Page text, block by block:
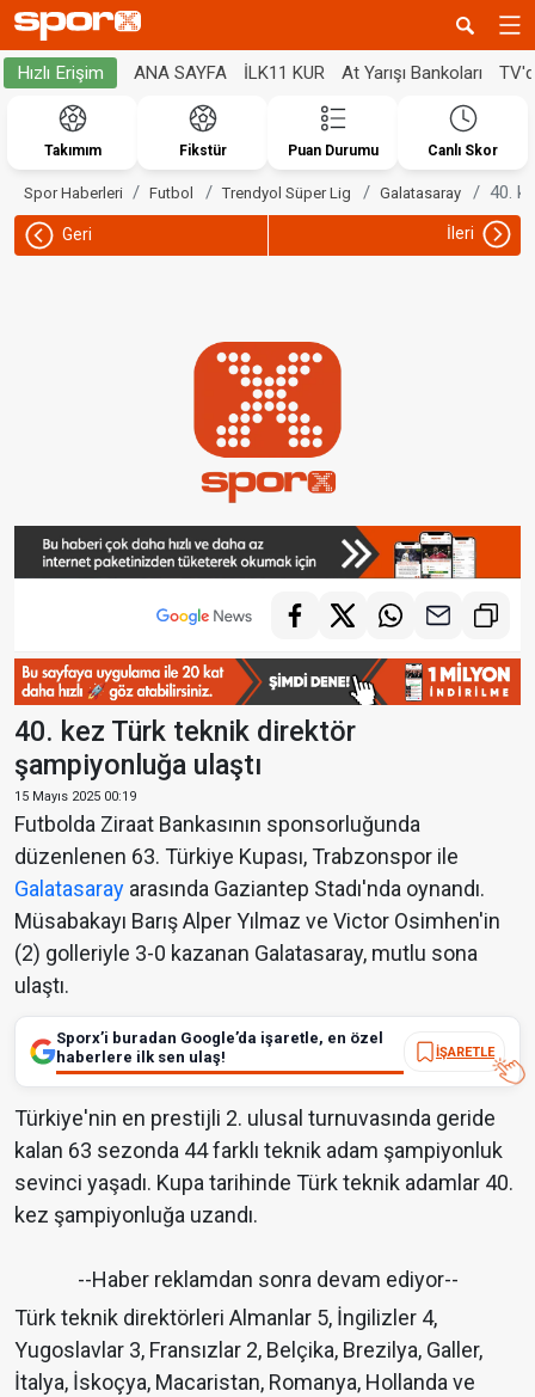
Hızlı Erişim ANA SAYFA İLK11 KUR At Yarışı Bankoları
Takımım Fikstür Puan Durumu Canlı Skor
Spor Haberleri Futbol Trendyol Süper Lig Galatasaray 40.
Geri İleri
40. kez Türk teknik direktör
şampiyonluğa ulaştı
15 Mayıs 2025 00:19
Futbolda Ziraat Bankasının sponsorluğunda
düzenlenen 63. Türkiye Kupası, Trabzonspor ile
Galatasaray arasında Gaziantep Stadı'nda oynandı.
Müsabakayı Barış Alper Yılmaz ve Victor Osimhen'in
(2) golleriyle 3-0 kazanan Galatasaray, mutlu sona
ulaştı.
Sporx’i buradan Google’da işaretle, en özel
haberlere ilk sen ulaş!
İŞARETLE
Türkiye'nin en prestijli 2. ulusal turnuvasında geride
kalan 63 sezonda 44 farklı teknik adam şampiyonluk
sevinci yaşadı. Kupa tarihinde Türk teknik adamlar 40.
kez şampiyonluğa uzandı.
--Haber reklamdan sonra devam ediyor--
Türk teknik direktörleri Almanlar 5, İngilizler 4,
Yugoslavlar 3, Fransızlar 2, Belçika, Brezilya, Galler,
İtalya, İskoçya, Macaristan, Romanya, Hollanda ve